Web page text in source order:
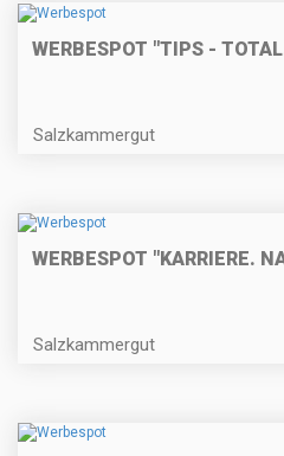
WERBESPOT "TIPS -
Salzkammergut
WERBESPOT "KARRIERE.
Salzkammergut